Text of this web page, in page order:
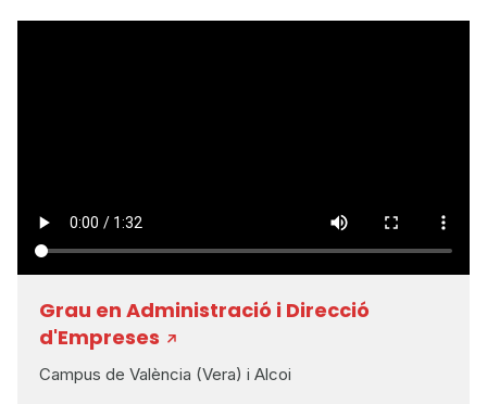
Grau en Administració i Direcció
d'Empreses
Campus de València (Vera) i Alcoi